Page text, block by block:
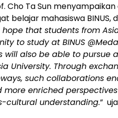
Cho Ta Sun
belajar mahasiswa BINUS,
hope that students from
to study at BINUS
will also be able to pursue
University. Through
such collaborations
more enriched
cultural understanding.”